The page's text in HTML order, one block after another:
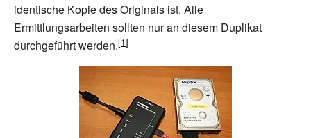
identische Kopie des Originals ist. Alle
Ermittlungsarbeiten sollten nur an diesem Duplikat
durchgeführt werden.